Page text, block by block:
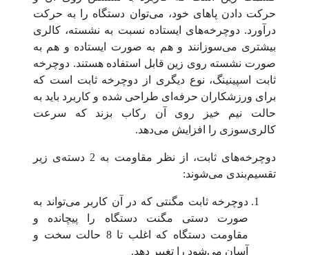
حرکت‌ دادن پاهای خود، می‌توان دستگاه را به حرکت
درآورد. دوچرخه‌های ایستاده نسبت به نشسته، کالری
بیشتری می‌سوزانند و هم به صورت ایستاده و هم به
صورت نشسته روی زین قابل استفاده هستند. دوچرخه
ثابت اسپینینگ، نوع دیگری از دوچرخه ثابت است که
برای ورزشکاران حرفه‌ای طراحی شده و کاربرد باید به
حالت نیم خیز روی آن رکاب بزند که سرعت
کالری‌سوزی را افزایش می‌دهد.
دوچرخه‌های ثابت، از نظر مقاومت به 2 دسته‌ی زیر
تقسیم‌بندی می‌شوند:
دوچرخه ثابت مگنتی که در آن کاربر می‌تواند به
صورت دستی مگنت دستگاه را پیچانده و
مقاومت دستگاه که اغلب تا 8 حالت سخت و
آسان می‌شود را تغییر دهد.